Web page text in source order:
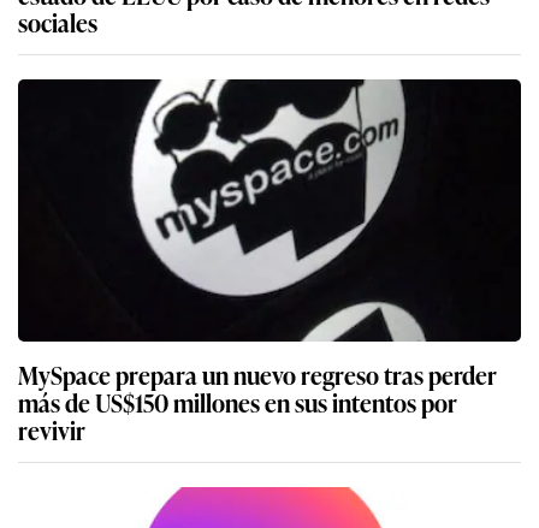
sociales
MySpace prepara un nuevo regreso tras perder
más de US$150 millones en sus intentos por
revivir